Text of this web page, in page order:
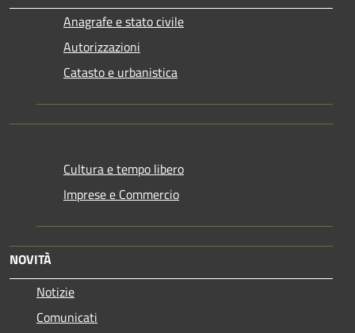
Anagrafe e stato civile
Autorizzazioni
Catasto e urbanistica
Cultura e tempo libero
Imprese e Commercio
NOVITÀ
Notizie
Comunicati